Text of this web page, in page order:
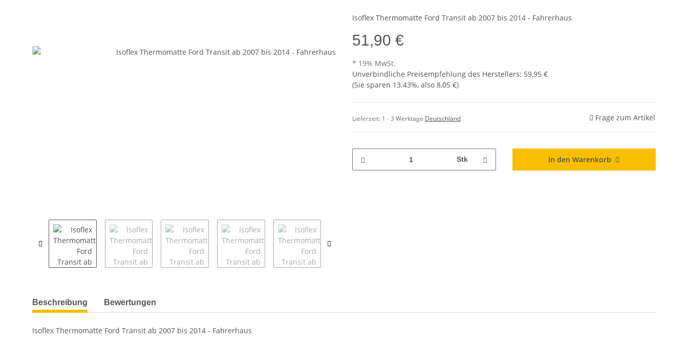
Isoflex Thermomatte Ford Transit ab 2007 bis 2014 - Fahrerhaus
51,90 €
* 19% MwSt.
Unverbindliche Preisempfehlung des Herstellers: 59,95 €
(Sie sparen 13.43%, also 8,05 €)
Lieferzeit: 1 - 3 Werktage Deutschland Frage zum Artikel
Stk In den Warenkorb
weitere Registerkarten anzeigen
Beschreibung Bewertungen
Isoflex Thermomatte Ford Transit ab 2007 bis 2014 - Fahrerhaus